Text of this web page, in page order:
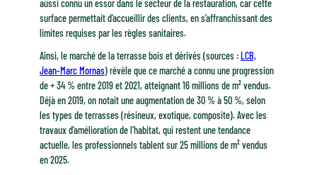
aussi connu un essor dans le secteur de la restauration, car cette
surface permettait d’accueillir des clients, en s’affranchissant des
limites requises par les règles sanitaires.
Ainsi, le marché de la terrasse bois et dérivés (sources : LCB,
Jean-Marc Mornas) révèle que ce marché a connu une progression
de + 34 % entre 2019 et 2021, atteignant 16 millions de m² vendus.
Déjà en 2019, on notait une augmentation de 30 % à 50 %, selon
les types de terrasses (résineux, exotique, composite). Avec les
travaux d’amélioration de l’habitat, qui restent une tendance
actuelle, les professionnels tablent sur 25 millions de m² vendus
en 2025.